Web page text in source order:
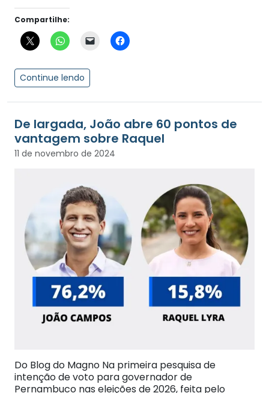
Compartilhe:
Continue lendo
De largada, João abre 60 pontos de
vantagem sobre Raquel
11 de novembro de 2024
Do Blog do Magno Na primeira pesquisa de
intenção de voto para governador de
Pernambuco nas eleições de 2026, feita pelo